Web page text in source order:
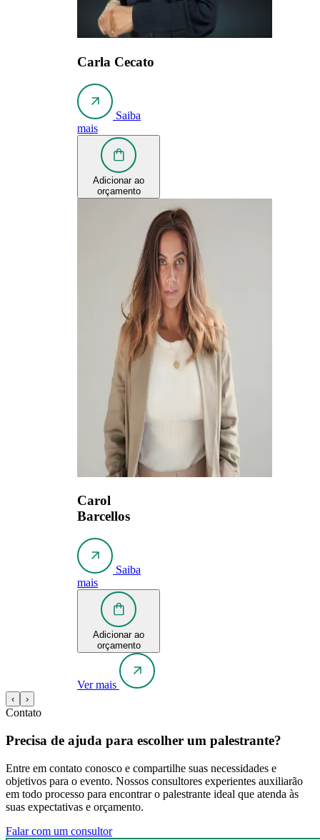
Carla Cecato
Saiba
mais
Adicionar ao
orçamento
Carol
Barcellos
Saiba
mais
Adicionar ao
orçamento
Ver mais
‹ ›
Contato
Precisa de ajuda para escolher um palestrante?
Entre em contato conosco e compartilhe suas necessidades e
objetivos para o evento. Nossos consultores experientes auxiliarão
em todo processo para encontrar o palestrante ideal que atenda às
suas expectativas e orçamento.
Falar com um consultor